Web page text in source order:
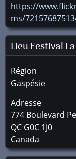
https://
ms/
Lieu Festival
Région
Gaspésie
Adresse
774 Boulevard
QC G0C 1J0
Canada